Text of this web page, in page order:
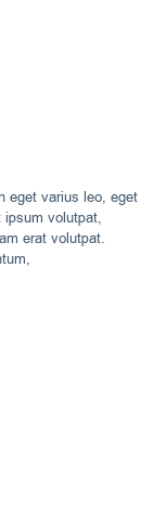
eget varius leo, eget
volutpat,
erat volutpat.